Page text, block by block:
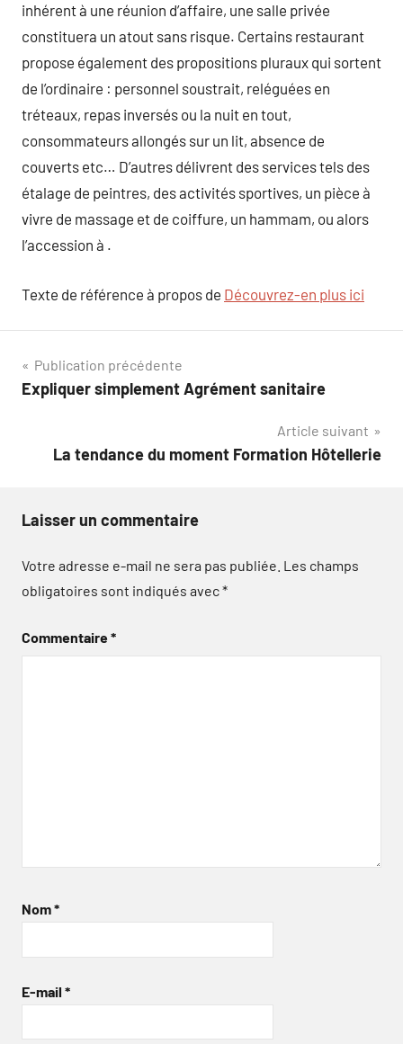
inhérent à une réunion d’affaire, une salle privée
constituera un atout sans risque. Certains restaurant
propose également des propositions pluraux qui sortent
de l’ordinaire : personnel soustrait, reléguées en
tréteaux, repas inversés ou la nuit en tout,
consommateurs allongés sur un lit, absence de
couverts etc… D’autres délivrent des services tels des
étalage de peintres, des activités sportives, un pièce à
vivre de massage et de coiffure, un hammam, ou alors
l’accession à .
Texte de référence à propos de Découvrez-en plus ici
Navigation
de
Publication précédente
Expliquer simplement Agrément sanitaire
Article suivant
La tendance du moment Formation Hôtellerie
Laisser un commentaire
Votre adresse e-mail ne sera pas publiée. Les champs
obligatoires sont indiqués avec*
Commentaire*
Nom*
E-mail *